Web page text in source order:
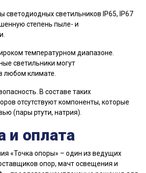
светодиодных светильников IP65, IP67
степень пыле- и
температурном диапазоне.
светильники могут
любом климате.
В составе таких
отсутствуют компоненты, которые
(пары ртути, натрия).
и оплата
«Точка опоры» – один из ведущих
опор, мачт освещения и